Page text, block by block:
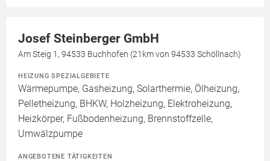
Josef Steinberger GmbH
Am Steig 1, 94533 Buchhofen (21km von 94533 Schöllnach)
HEIZUNG SPEZIALGEBIETE
Wärmepumpe, Gasheizung, Solarthermie, Ölheizung,
Pelletheizung, BHKW, Holzheizung, Elektroheizung,
Heizkörper, Fußbodenheizung, Brennstoffzelle,
Umwälzpumpe
ANGEBOTENE TÄTIGKEITEN